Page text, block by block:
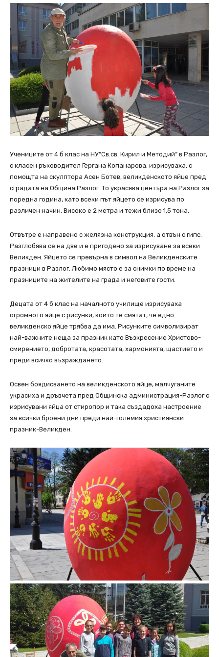
Учениците от 4 б клас на НУ“Св.св. Кирил и Методий“ в Разлог,
с класен ръководител Гергана Копанарова, изрисуваха, с
помощта на скулптора Асен Ботев, великденското яйце пред
сградата на Община Разлог. То украсява центъра на Разлог за
поредна година, като всeки път яйцето се изрисува по
различен начин. Високо е 2 метра и тежи близо 1.5 тона.
Отвътре е направено с желязна конструкция, а отвън с гипс.
Разглобява се на две и е пригодено за изрисуване за всеки
Великден. Яйцето се превърна в символ на Великденските
празници в Разлог. Любимо място е за снимки по време на
празниците на жителите на града и неговите гости.
Децата от 4 б клас на началното училище изрисуваха
огромното яйце с рисунки, които те смятат, че едно
великденско яйце трябва да има. Рисунките символизират
най-важните неща за празник като Възкресение Христово-
смирението, добротата, красотата, хармонията, щастието и
преди всичко възраждането.
Освен боядисването на великденското яйце, малчуганите
украсиха и дръвчета пред Общинска администрация-Разлог с
изрисувани яйца от стиропор и така създадоха настроение
за всички броени дни преди най-големия християнски
празник-Великден.